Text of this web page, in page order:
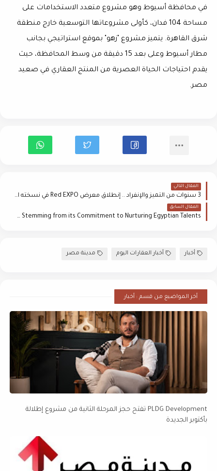
في محافظة أسيوط وهو مشروع متعدد الاستخدامات على
مساحة 104 فدان، كأولى مشروعاتها التوسعية خارج منطقة
شرق القاهرة. يتميز مشروع "زهو" بموقع استراتيجي بجانب
مطار أسيوط وعلى بعد 15 دقيقة من وسط المحافظة، حيث
يقدم احتياجات الحياة العصرية من المنتج العقاري في صعيد
مصر.
المقال التالي
3 سنوات من التميز والإنفراد .. إنطلاق معرض Red EXPO في نسخته العاشره يونيو القادم
المقال السابق
Madinet Masr Sponsors The Masters Handball Team Stemming from its Commitment to Nurturing Egyptian Talents
أخبار أخبار العقارات اليوم مدينة مصر
أخر المواضيع من قسم : أخبار
PLDG Development تفتح حجز المرحلة الثانية من مشروع إطلالة
بأكتوبر الجديدة